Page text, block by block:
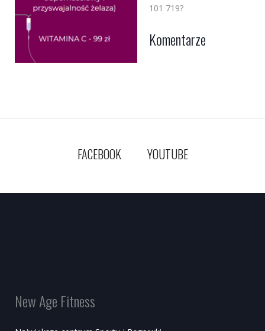
101 719?
Komentarze
FACEBOOK YOUTUBE
New Age Fitness